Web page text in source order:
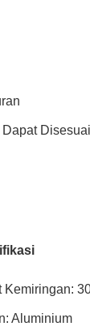
Kemiringan:
Aluminium